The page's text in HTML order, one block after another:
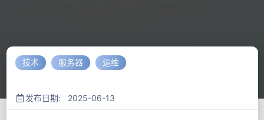
技术 服务器 运维
发布日期: 2025-06-13